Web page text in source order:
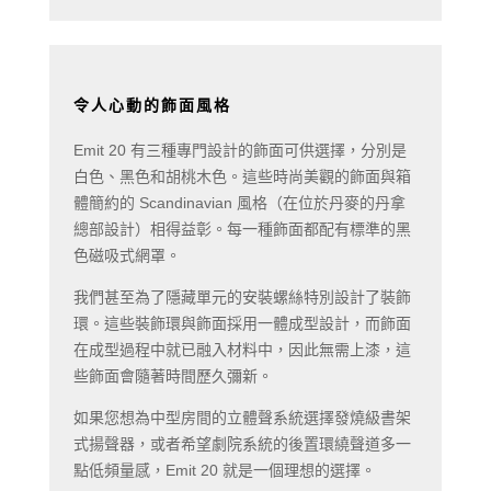
令人心動的飾面風格
Emit 20 有三種專門設計的飾面可供選擇，分別是
白色、黑色和胡桃木色。這些時尚美觀的飾面與箱
體簡約的 Scandinavian 風格（在位於丹麥的丹拿
總部設計）相得益彰。每一種飾面都配有標準的黑
色磁吸式網罩。
我們甚至為了隱藏單元的安裝螺絲特別設計了裝飾
環。這些裝飾環與飾面採用一體成型設計，而飾面
在成型過程中就已融入材料中，因此無需上漆，這
些飾面會隨著時間歷久彌新。
如果您想為中型房間的立體聲系統選擇發燒級書架
式揚聲器，或者希望劇院系統的後置環繞聲道多一
點低頻量感，Emit 20 就是一個理想的選擇。